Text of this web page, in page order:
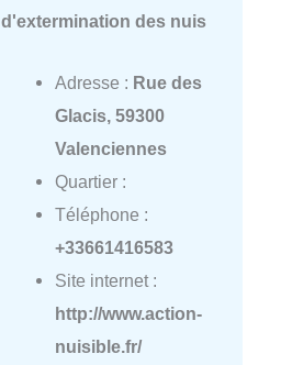
d'extermination des nuis
Adresse : Rue des
Glacis, 59300
Valenciennes
Quartier :
Téléphone :
+33661416583
Site internet :
http://www.action-
nuisible.fr/